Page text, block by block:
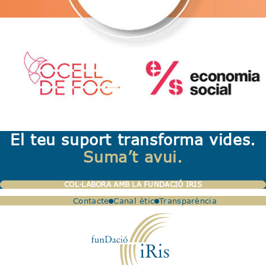
El teu suport transforma vides.
Suma’t avui.
COL·LABORA AMB LA FUNDACIÓ IRIS
Contacte Canal ètic Transparència